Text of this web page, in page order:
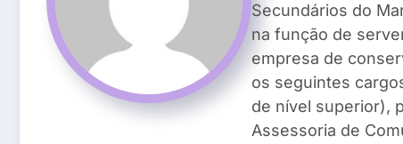
Secundários do
na função de
empresa de
os seguintes
de nível superior),
Assessoria de